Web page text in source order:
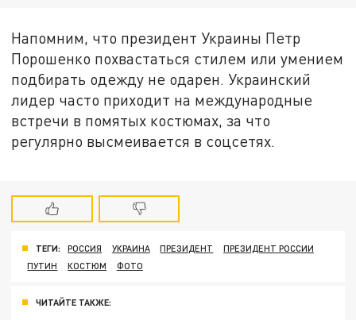
Напомним, что президент Украины Петр
Порошенко похвастаться стилем или умением
подбирать одежду не одарен. Украинский
лидер часто приходит на международные
встречи в помятых костюмах, за что
регулярно высмеивается в соцсетях.
ТЕГИ: РОССИЯ УКРАИНА ПРЕЗИДЕНТ
ПРЕЗИДЕНТ РОССИИ
ПУТИН
КОСТЮМ ФОТО
ЧИТАЙТЕ ТАКЖЕ: